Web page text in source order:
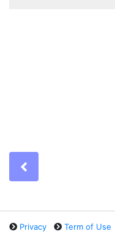
Privacy Term of Use